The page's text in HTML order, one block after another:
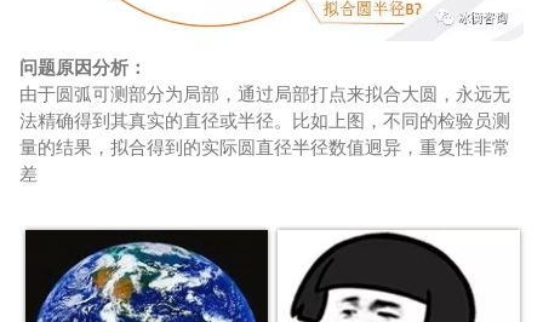
问题原因分析：
由于圆弧可测部分为局部，通过局部打点来拟合大圆，永远无
法精确得到其真实的直径或半径。比如上图，不同的检验员测
量的结果，拟合得到的实际圆直径半径数值迥异，重复性非常
差